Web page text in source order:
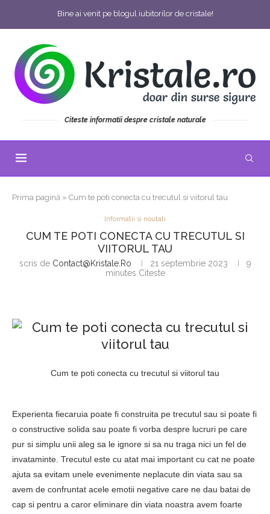
Bine ai venit pe blogul iubitorilor de cristale!
Citeste informatii despre cristale naturale
Prima pagină » Cum te poti conecta cu trecutul si viitorul tau
Informatii si noutati
CUM TE POTI CONECTA CU TRECUTUL SI
VIITORUL TAU
scris de Contact@kristale.ro 21 septembrie 2023
9
minutes Citeste
Cum te poti conecta cu trecutul si viitorul tau
Experienta fiecaruia poate fi construita pe trecutul sau si poate fi
o constructive solida sau poate fi vorba despre lucruri pe care
pur si simplu unii aleg sa le ignore si sa nu traga nici un fel de
invataminte. Trecutul este cu atat mai important cu cat ne poate
ajuta sa evitam unele evenimente neplacute din viata sau sa
avem de confruntat acele emotii negative care ne dau batai de
cap si pentru a caror eliminare din viata noastra avem foarte